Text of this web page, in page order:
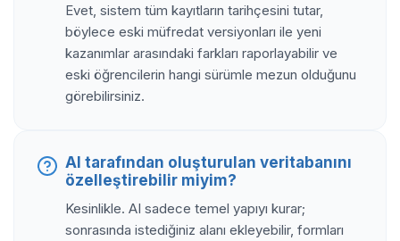
Evet, sistem tüm kayıtların tarihçesini tutar,
böylece eski müfredat versiyonları ile yeni
kazanımlar arasındaki farkları raporlayabilir ve
eski öğrencilerin hangi sürümle mezun olduğunu
görebilirsiniz.
AI tarafından oluşturulan veritabanını
özelleştirebilir miyim?
Kesinlikle. AI sadece temel yapıyı kurar;
sonrasında istediğiniz alanı ekleyebilir, formları